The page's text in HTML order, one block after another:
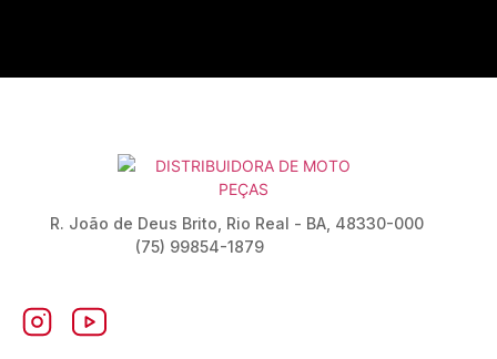
R. João de Deus Brito, Rio Real - BA, 48330-000
(75) 99854-1879